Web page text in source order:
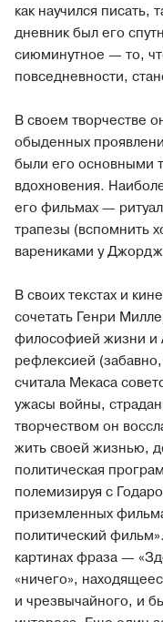
как научился писать,
дневник был его
сиюминутное — то,
повседневности,
В своем творчестве
обыденных
были его основными
вдохновения.
его фильмах —
трапезы (вспомнить
варениками у
В своих текстах и
сочетать Генри
философией жизни и
рефлексией
считала Мекаса
ужасы войны,
творчеством он
жить своей жизнью,
политическая
полемизируя с
приземленных
политический
картинах фраза —
«ничего»,
и чрезвычайного, и